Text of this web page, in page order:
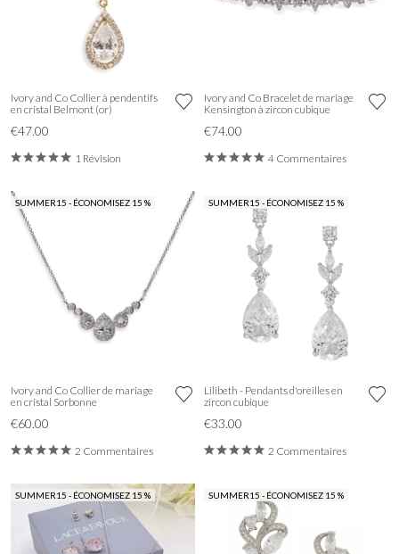
Ivory and Co Collier à pendentifs
en cristal Belmont (or)
€47.00
1 Révision
Ivory and Co Bracelet de mariage
Kensington à zircon cubique
€74.00
4 Commentaires
SUMMER15 - ÉCONOMISEZ 15 %
Ivory and Co Collier de mariage
en cristal Sorbonne
€60.00
2 Commentaires
SUMMER15 - ÉCONOMISEZ 15 %
Lilibeth - Pendants d'oreilles en
zircon cubique
€33.00
2 Commentaires
SUMMER15 - ÉCONOMISEZ 15 % SUMMER15 - ÉCONOMISEZ 15 %